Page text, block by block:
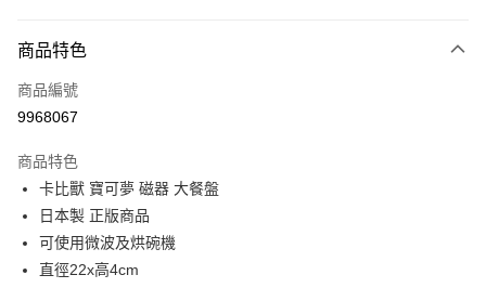
信用卡一次付款
信用卡分期付款
合作金庫商業銀行
華南商業銀行
上海商業儲蓄銀行
國泰世華商業銀行
臺灣中小企業銀行
超商取貨付款
LINE Pay
Apple Pay
商品特色
商品編號
9968067
商品特色
卡比獸 寶可夢 磁器 大餐盤
日本製 正版商品
可使用微波及烘碗機
直徑22x高4cm